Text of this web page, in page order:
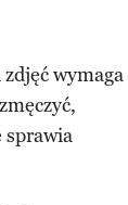
wymaga
sprawia